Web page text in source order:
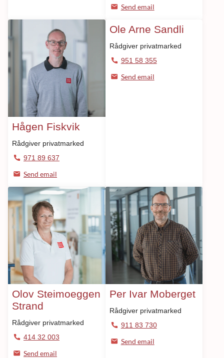
Send email
Hågen Fiskvik
Rådgiver privatmarked
971 89 637
Send email
Ole Arne Sandli
Rådgiver privatmarked
951 58 355
Send email
Olov Steimoeggen
Strand
Rådgiver privatmarked
414 32 003
Send email
Per Ivar Moberget
Rådgiver privatmarked
911 83 730
Send email